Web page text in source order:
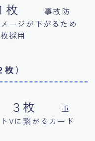
事故防
ージが下がるため
採用
）
３枚
重
Vに繋がるカード